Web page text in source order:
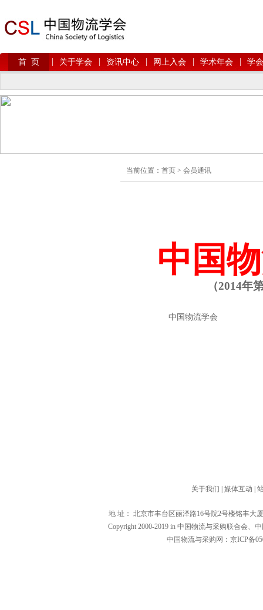
首 页 关于学会 资讯中心 网上入会 学术年会 学
当前位置： 首页 > 会员通讯
中国
（2014年
中国物流学会
关于我们 媒体互动
地 址： 北京市丰台区丽泽路16号院2号楼铭丰大厦
Copyright 2000-2019 in 中国物流与采购联合会、
中国物流与采购网：京ICP备